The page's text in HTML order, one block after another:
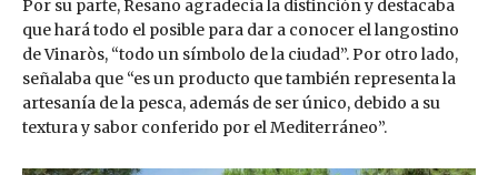
Por su parte, Resano agradecía la distinción y destacaba
que hará todo el posible para dar a conocer el langostino
de Vinaròs, “todo un símbolo de la ciudad”. Por otro lado,
señalaba que “es un producto que también representa la
artesanía de la pesca, además de ser único, debido a su
textura y sabor conferido por el Mediterráneo”.